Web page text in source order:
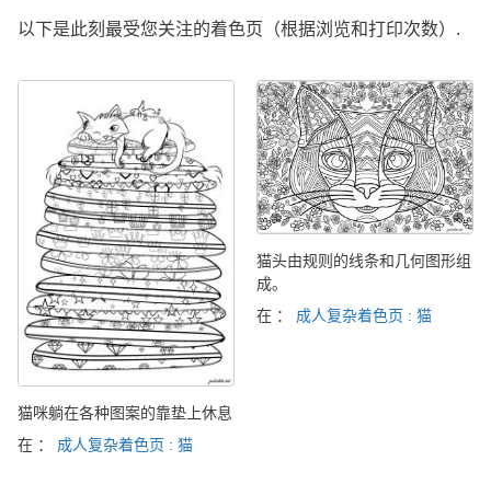
以下是此刻最受您关注的着色页（根据浏览和打印次数）.
猫咪躺在各种图案的靠垫上休息
在 ： 成人复杂着色页 : 猫
猫头由规则的线条和几何图形组
成。
在 ： 成人复杂着色页 : 猫